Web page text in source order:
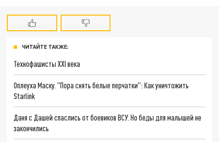
ЧИТАЙТЕ ТАКЖЕ:
Технофашисты XXI века
Оплеуха Маску. "Пора снять белые перчатки": Как уничтожить
Starlink
Даня с Дашей спаслись от боевиков ВСУ. Но беды для малышей не
закончились